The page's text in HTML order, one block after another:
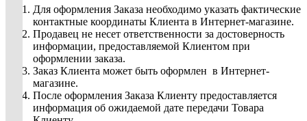
Для оформления Заказа необходимо указать фактические
контактные координаты Клиента в Интернет-магазине.
Продавец не несет ответственности за достоверность
информации, предоставляемой Клиентом при
оформлении заказа.
Заказ Клиента может быть оформлен в Интернет-
магазине.
После оформления Заказа Клиенту предоставляется
информация об ожидаемой дате передачи Товара